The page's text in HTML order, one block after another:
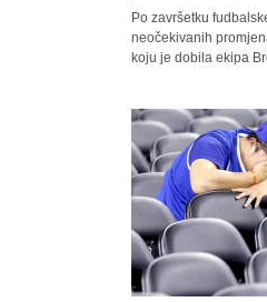
Po završetku
neočekivanih
koju je dobila ekipa